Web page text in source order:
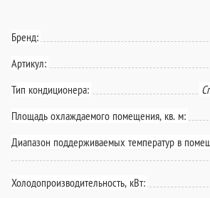
Бренд:
Артикул:
Тип кондиционера:
Площадь охлаждаемого помещения, кв. м:
Диапазон поддерживаемых температур в
Холодопроизводительность, кВт: